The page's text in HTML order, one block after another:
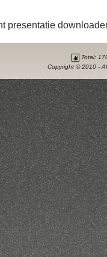
presentatie
Total:
Copyright © 2010 -